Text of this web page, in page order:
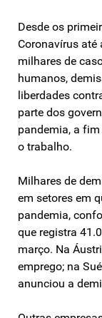
Desde os
Coronavírus
milhares de
humanos,
liberdades
parte dos
pandemia, a
o trabalho.
Milhares de
em setores em
pandemia,
que registra
março. Na
emprego; na
anunciou a